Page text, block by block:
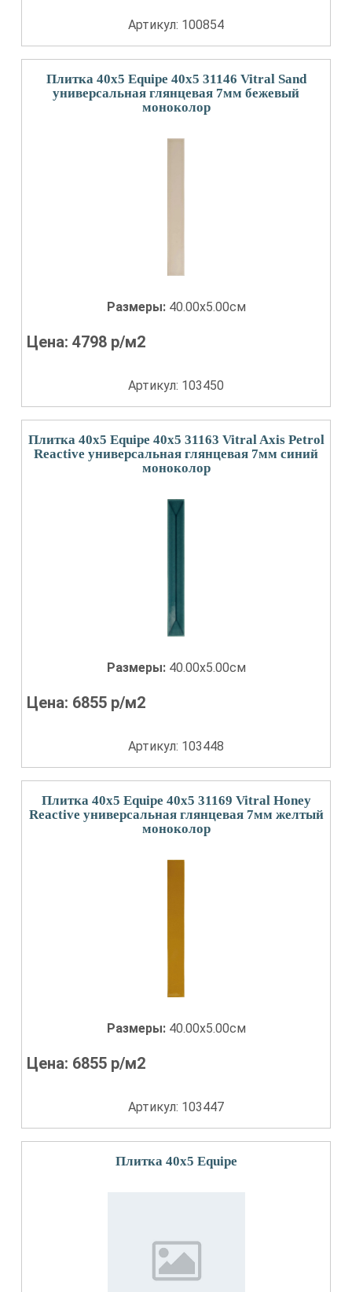
Артикул: 100854
Плитка 40x5 Equipe 40x5 31146 Vitral Sand
универсальная глянцевая 7мм бежевый
моноколор
Размеры: 40.00x5.00см
Цена:4798 р/м2
Артикул: 103450
Плитка 40x5 Equipe 40x5 31163 Vitral Axis Petrol
Reactive универсальная глянцевая 7мм синий
моноколор
Размеры: 40.00x5.00см
Цена: 6855 р/м2
Артикул: 103448
Плитка 40x5 Equipe 40x5 31169 Vitral Honey
Reactive универсальная глянцевая 7мм желтый
моноколор
Размеры: 40.00x5.00см
Цена: 6855 р/м2
Артикул: 103447
Плитка 40x5 Equipe